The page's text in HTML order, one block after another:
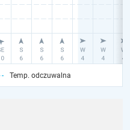
Temp. odczuwalna